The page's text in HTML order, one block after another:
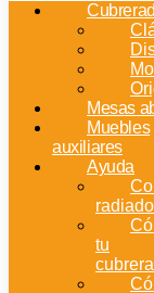
Mesas
Muebles
auxiliares
Ayuda
tu